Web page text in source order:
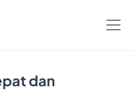
dan